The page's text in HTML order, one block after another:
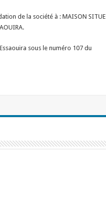
de la société à : MAISON SITUE
sous le numéro 107 du